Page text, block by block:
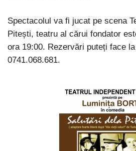
Spectacolul va fi jucat pe scena
Pitești, teatru al cărui fondator
ora 19:00. Rezervări puteți face
0741.068.681.